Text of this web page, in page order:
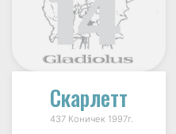
Скарлетт
437 Коничек 1997г.